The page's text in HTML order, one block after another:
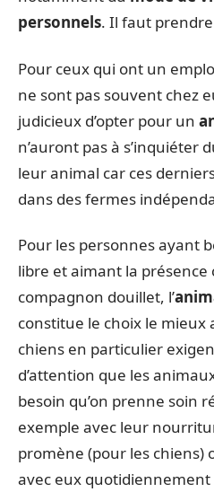
personnels. Il faut
Pour ceux qui ont un
ne sont pas souvent chez
judicieux d’opter pour un
n’auront pas à s’inquiéter
leur animal car ces
dans des fermes
Pour les personnes ayant
libre et aimant la présence
compagnon douillet, l’
constitue le choix le mieux
chiens en particulier
d’attention que les
besoin qu’on prenne soin
exemple avec leur
promène (pour les chiens)
avec eux quotidiennement